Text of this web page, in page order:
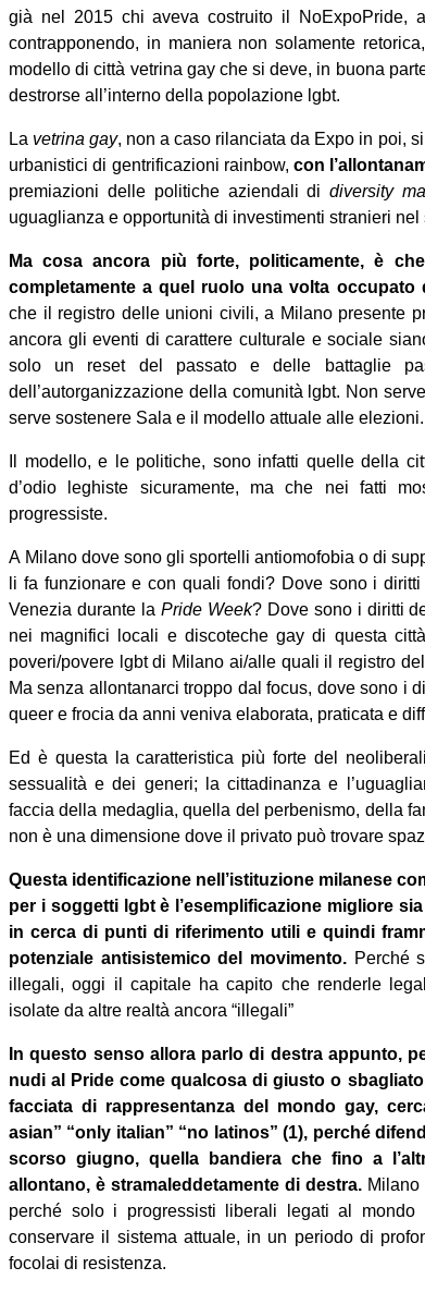
già nel 2015 chi aveva costruito il NoExpoPride,
contrapponendo, in maniera non solamente
modello di città vetrina gay che si deve, in buona
destrorse all’interno della popolazione lgbt.
La vetrina gay, non a caso rilanciata da Expo in poi,
urbanistici di gentrificazioni rainbow,con
premiazioni delle politiche aziendali didiversity
uguaglianza e opportunità di investimenti stranieri nel
Ma cosa ancora più forte, politicamente, è
completamente a quel ruolo una volta occupato
che il registro delle unioni civili, a Milano presente
ancora gli eventi di carattere culturale e sociale
solo un reset del passato e delle battaglie
dell’autorganizzazione della comunità lgbt. Non
serve sostenere Sala e il modello attuale alle elezioni.
Il modello, e le politiche, sono infatti quelle della
d’odio leghiste sicuramente, ma che nei fatti
progressiste.
A Milano dove sono gli sportelli antiomofobia o di
li fa funzionare e con quali fondi? Dove sono i
Venezia durante la Pride Week? Dove sono i diritti
nei magnifici locali e discoteche gay di questa
poveri/povere lgbt di Milano ai/alle quali il registro
Ma senza allontanarci troppo dal focus, dove sono i
queer e frocia da anni veniva elaborata, praticata e
Ed è questa la caratteristica più forte del
sessualità e dei generi; la cittadinanza e
faccia della medaglia, quella del perbenismo, della
non è una dimensione dove il privato può trovare
Questa identificazione nell’istituzione milanese
per i soggetti lgbt è l’esemplificazione migliore
in cerca di punti di riferimento utili e quindi
potenziale antisistemico del movimento. Perché
illegali, oggi il capitale ha capito che renderle
isolate da altre realtà ancora “illegali”
In questo senso allora parlo di destra appunto,
nudi al Pride come qualcosa di giusto o
facciata di rappresentanza del mondo gay,
asian” “only italian” “no latinos” (1), perché
scorso giugno, quella bandiera che fino a
allontano, è stramaleddetamente di destra.
perché solo i progressisti liberali legati al
conservare il sistema attuale, in un periodo di
focolai di resistenza.